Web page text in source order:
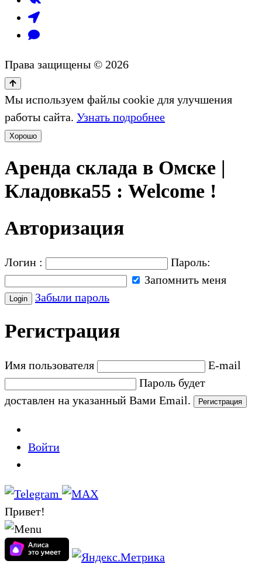
Права защищены © 2026
Мы используем файлы cookie для улучшения
работы сайта. Узнать подробнее
Хорошо
Аренда склада в Омске |
Кладовка55 : Welcome !
Авторизация
Логин :
Пароль:
Запомнить меня
Забыли пароль
Регистрация
Имя пользователя
E-mail
Пароль будет
доставлен на указанный Вами Email.
Войти
Привет!